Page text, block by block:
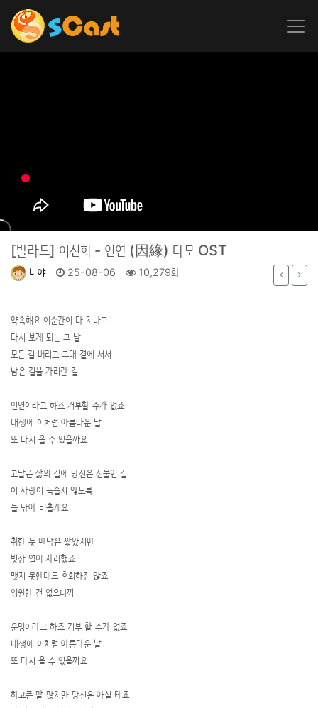
[발라드] 이선희 - 인연 (因緣) 다모 OST
나야 25-08-06 10,279회
약속해요 이순간이 다 지나고
다시 보게 되는 그 날
모든 걸 버리고 그대 곁에 서서
남은 길을 가리란 걸
인연이라고 하죠 거부할 수가 없죠
내생에 이처럼 아름다운 날
또 다시 올 수 있을까요
고달픈 삶의 길에 당신은 선물인 걸
이 사랑이 녹슬지 않도록
늘 닦아 비출게요
취한 듯 만남은 짧았지만
빗장 열어 자리했죠
맺지 못한데도 후회하진 않죠
영원한 건 없으니까
운명이라고 하죠 거부 할 수가 없죠
내생에 이처럼 아름다운 날
또 다시 올 수 있을까요
하고픈 말 많지만 당신은 아실 테죠